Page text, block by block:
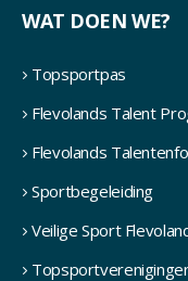
WAT DOEN WE?
Topsportpas
Flevolands Talent
Flevolands
Sportbegeleiding
Veilige Sport